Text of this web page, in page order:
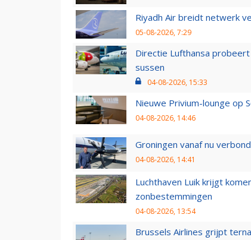
Riyadh Air breidt netwerk
05-08-2026, 7:29
Directie Lufthansa
sussen
04-08-2026, 15:33
Nieuwe Privium-lounge op
04-08-2026, 14:46
Groningen vanaf nu
04-08-2026, 14:41
Luchthaven Luik krijgt
zonbestemmingen
04-08-2026, 13:54
Brussels Airlines grijpt